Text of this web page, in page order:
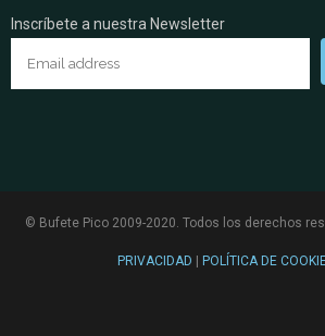
Inscríbete a nuestra Newsletter
© Bufete Pico 2009-2020. Todos los derechos
PRIVACIDAD POLÍTICA DE